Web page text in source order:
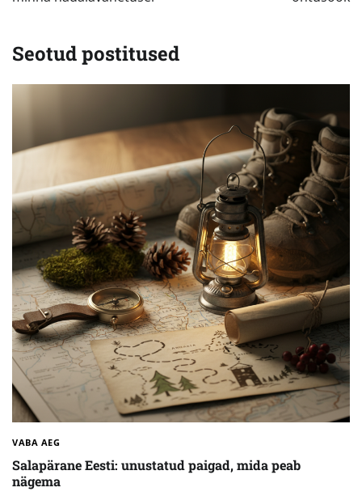
Seotud postitused
VABA AEG
Salapärane Eesti: unustatud paigad, mida peab
nägema